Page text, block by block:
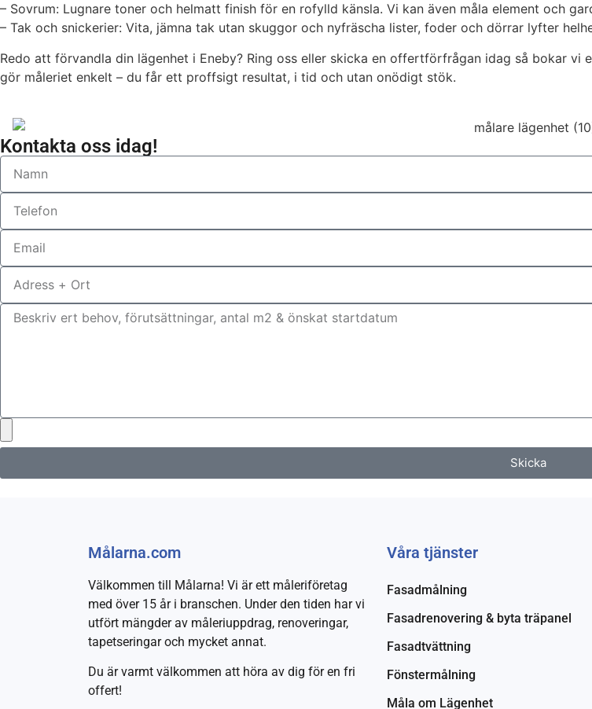
– Sovrum: Lugnare toner och helmatt finish för en rofylld känsla. Vi kan även måla element och
– Tak och snickerier: Vita, jämna tak utan skuggor och nyfräscha lister, foder och dörrar lyfter
Redo att förvandla din lägenhet i Eneby? Ring oss eller skicka en offertförfrågan idag så bokar
gör måleriet enkelt – du får ett proffsigt resultat, i tid och utan onödigt stök.
Kontakta oss idag!
Skicka
Målarna.com
Välkommen till Målarna! Vi är ett måleriföretag
med över 15 år i branschen. Under den tiden har vi
utfört mängder av måleriuppdrag, renoveringar,
tapetseringar och mycket annat.
Du är varmt välkommen att höra av dig för en fri
offert!
Våra tjänster
Fasadmålning
Fasadrenovering & byta träpanel
Fasadtvättning
Fönstermålning
Måla om Lägenhet